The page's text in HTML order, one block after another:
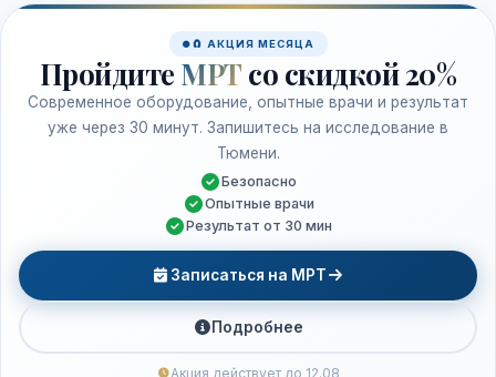
🧲 АКЦИЯ МЕСЯЦА
Пройдите МРТ со скидкой 20%
Современное оборудование, опытные врачи и результат
уже через 30 минут. Запишитесь на исследование в
Тюмени.
Безопасно
Опытные врачи
Результат от 30 мин
Записаться на МРТ
Подробнее
Акция действует до 12.08